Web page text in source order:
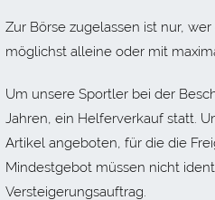
Zur Börse zugelassen ist nur,
möglichst alleine oder mit
Um unsere Sportler bei der
Jahren, ein Helferverkauf statt.
Artikel angeboten, für die die
Mindestgebot müssen nicht
Versteigerungsauftrag.